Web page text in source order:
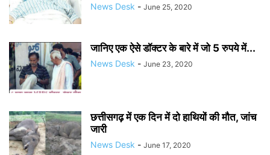
News Desk - June 25, 2020
जानिए एक ऐसे डॉक्टर के बारे में जो 5 रुपये में...
News Desk - June 23, 2020
छत्तीसगढ़ में एक दिन में दो हाथियों की मौत, जांच
जारी
News Desk - June 17, 2020